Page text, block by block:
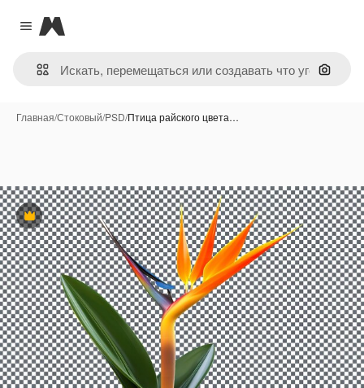
Close menu
Magnific
Поиск
Главная/Стоковый/PSD/Птица райского цвета…
Премиум